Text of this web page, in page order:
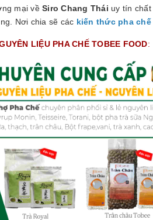
mại về Siro Chang Thái uy tín
Nơi chia sẽ các kiến thức pha chế
LIỆU PHA CHẾ TOBEE FOOD: